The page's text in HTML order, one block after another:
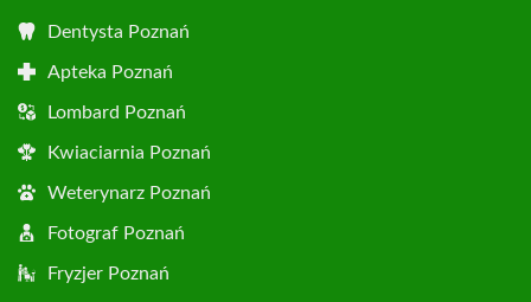
Dentysta Poznań
Apteka Poznań
Lombard Poznań
Kwiaciarnia Poznań
Weterynarz Poznań
Fotograf Poznań
Fryzjer Poznań